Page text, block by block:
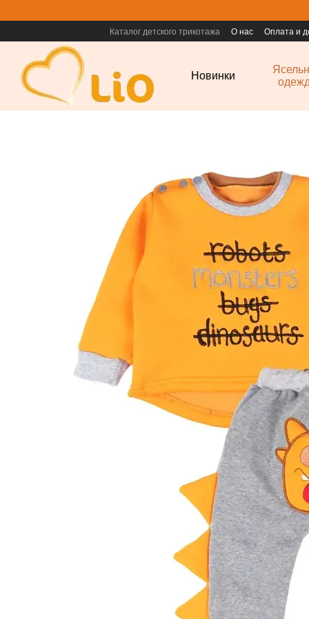
Каталог детского трикотажа О нас Оплата и
Новинки